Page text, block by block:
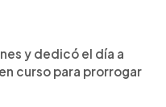
y dedicó el día a
curso para prorrogar